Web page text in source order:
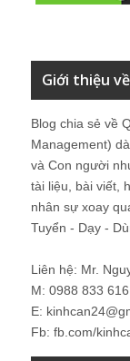
Giới thiệu
Blog chia sẻ về
Management)
và Con người
tài liệu, bài viết,
nhân sự xoay
Tuyển - Dạy -
Liên hệ: Mr.
M: 0988 833 616
E:
Fb: fb.com/